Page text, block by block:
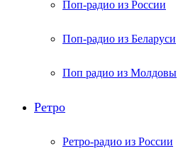
Поп-радио из России
Поп-радио из Беларуси
Поп радио из Молдовы
Ретро
Ретро-радио из России